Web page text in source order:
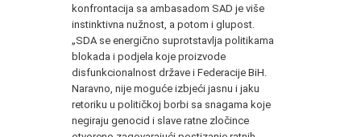
konfrontacija sa ambasadom SAD je više
instinktivna nužnost, a potom i glupost.
„SDA se energično suprotstavlja politikama
blokada i podjela koje proizvode
disfunkcionalnost države i Federacije BiH.
Naravno, nije moguće izbjeći jasnu i jaku
retoriku u političkoj borbi sa snagama koje
negiraju genocid i slave ratne zločince